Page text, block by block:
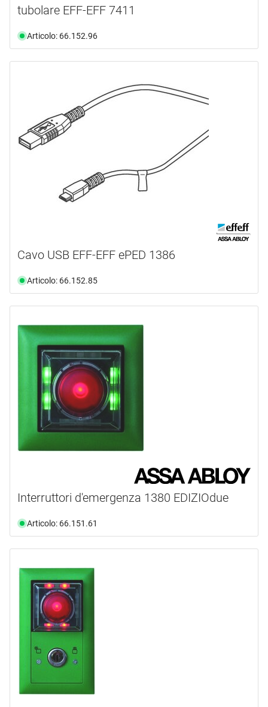
tubolare EFF-EFF 7411
Articolo: 66.152.96
Cavo USB EFF-EFF ePED 1386
Articolo: 66.152.85
Interruttori d'emergenza 1380 EDIZIOdue
Articolo: 66.151.61